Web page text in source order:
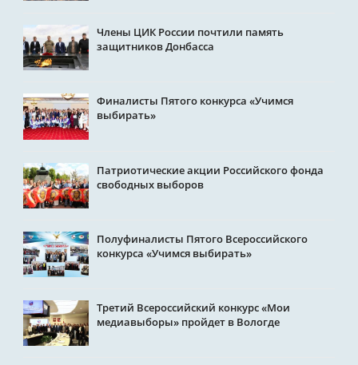
Члены ЦИК России почтили память
защитников Донбасса
Финалисты Пятого конкурса «Учимся
выбирать»
Патриотические акции Российского фонда
свободных выборов
Полуфиналисты Пятого Всероссийского
конкурса «Учимся выбирать»
Третий Всероссийский конкурс «Мои
медиавыборы» пройдет в Вологде